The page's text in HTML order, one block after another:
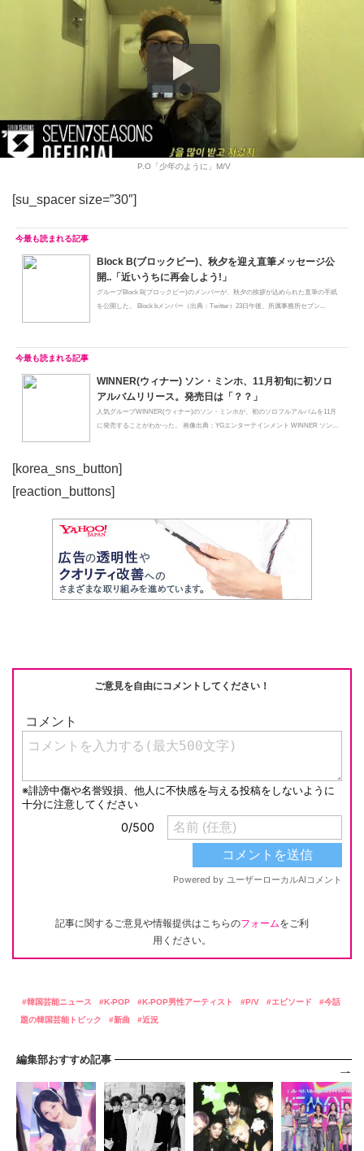
P.O「少年のように」M/V
[su_spacer size=”30″]
Block B(ブロックビー)、秋夕を迎え直筆メッセージ公
開..「近いうちに再会しよう!」
グループBlock B(ブロックビー)のメンバーが、秋夕の挨拶が込められた直筆の手紙
を公開した。 Block bメンバー（出典：Twitter）23日午後、所属事務所セブン...
WINNER(ウィナー) ソン・ミンホ、11月初旬に初ソロ
アルバムリリース。発売日は「？？」
人気グループWINNER(ウィナー)のソン・ミンホが、初のソロフルアルバムを11月
に発売することがわかった。 画像出典：YGエンターテインメント WINNER ソン・
[korea_sns_button]
[reaction_buttons]
ご意見を自由にコメントしてください！
記事に関するご意見や情報提供はこちらのフォームをご利
用ください。
韓国芸能ニュース K-POP K-POP男性アーティスト P/V エピソード
今話
題の韓国芸能トピック
新曲 近況
編集部おすすめ記事